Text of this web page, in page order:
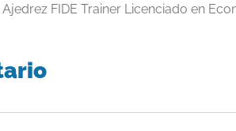
FIDE Trainer Licenciado en